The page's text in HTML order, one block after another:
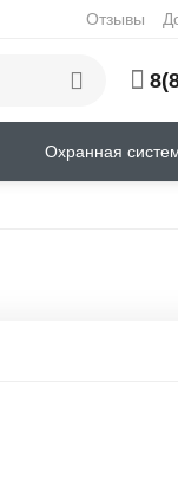
Отзывы
Охранная